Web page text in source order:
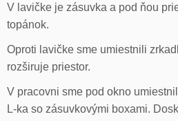
V lavičke je zásuvka a pod ňou
topánok.
Oproti lavičke sme umiestnili
rozširuje priestor.
V pracovni sme pod okno
L-ka so zásuvkovými boxami.